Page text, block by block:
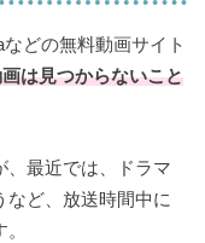
どの無料動画サイト
は見つからないこと
、最近では、ドラマ
など、放送時間中に